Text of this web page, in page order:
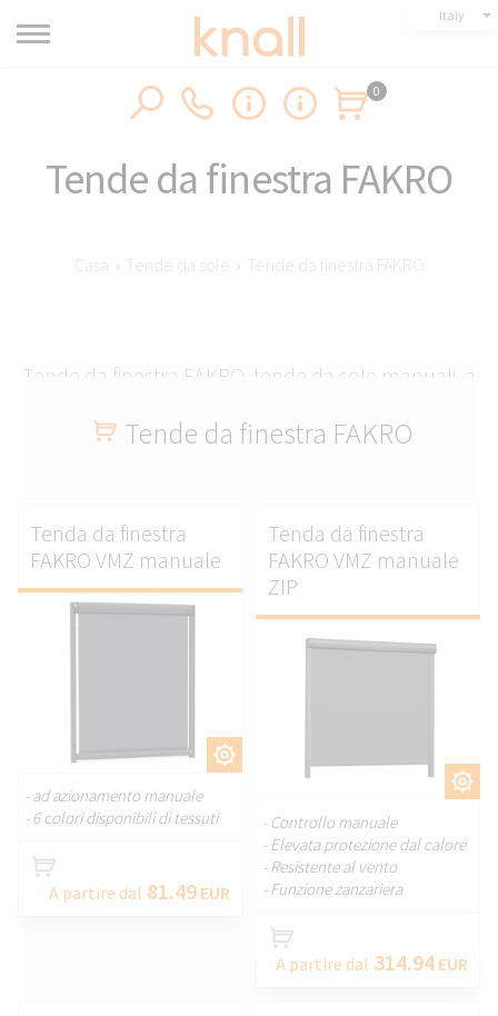
Italy
0
Tende da finestra FAKRO
Casa › Tende da sole › Tende da finestra FAKRO
Tende da finestra FAKRO, tende da sole manuali, a
Tende da finestra FAKRO
PERSONALIZZARE.
Tenda da finestra
FAKRO VMZ manuale
- ad azionamento manuale
- 6 colori disponibili di tessuti
A partire dal 81.49 EUR
PERSONALIZZARE.
Tenda da finestra
FAKRO VMZ manuale
ZIP
- Controllo manuale
- Elevata protezione dal calore
- Resistente al vento
- Funzione zanzariera
A partire dal 314.94 EUR